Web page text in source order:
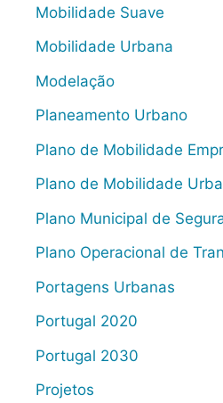
Mobilidade Suave
Mobilidade Urbana
Modelação
Planeamento Urbano
Plano de Mobilidade
Plano de Mobilidade
Plano Municipal de
Plano Operacional de
Portagens Urbanas
Portugal 2020
Portugal 2030
Projetos